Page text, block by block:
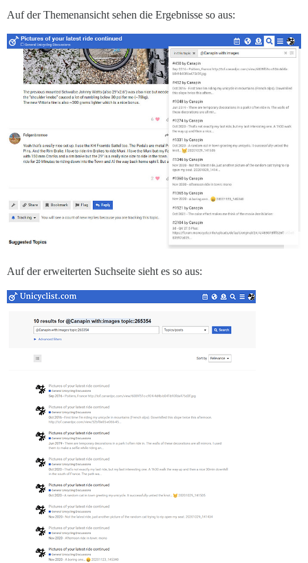
Auf der Themenansicht sehen die Ergebnisse so aus:
Auf der erweiterten Suchseite sieht es so aus: